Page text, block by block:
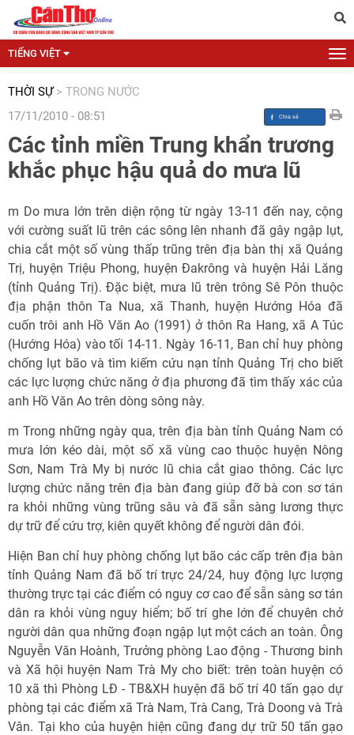
TIẾNG VIỆT
THỜI SỰ > TRONG NƯỚC
17/11/2010 - 08:51
Các tỉnh miền Trung khẩn trương
khắc phục hậu quả do mưa lũ
m Do mưa lớn trên diện rộng từ ngày 13-11 đến nay, cộng
với cường suất lũ trên các sông lên nhanh đã gây ngập lụt,
chia cắt một số vùng thấp trũng trên địa bàn thị xã Quảng
Trị, huyện Triệu Phong, huyện Đakrông và huyện Hải Lăng
(tỉnh Quảng Trị). Đặc biệt, mưa lũ trên trông Sê Pôn thuộc
địa phận thôn Ta Nua, xã Thanh, huyện Hướng Hóa đã
cuốn trôi anh Hồ Văn Ao (1991) ở thôn Ra Hang, xã A Túc
(Hướng Hóa) vào tối 14-11. Ngày 16-11, Ban chỉ huy phòng
chống lụt bão và tìm kiếm cứu nạn tỉnh Quảng Trị cho biết
các lực lượng chức năng ở địa phương đã tìm thấy xác của
anh Hồ Văn Ao trên dòng sông này.
m Trong những ngày qua, trên địa bàn tỉnh Quảng Nam có
mưa lớn kéo dài, một số xã vùng cao thuộc huyện Nông
Sơn, Nam Trà My bị nước lũ chia cắt giao thông. Các lực
lượng chức năng trên địa bàn đang giúp đỡ bà con sơ tán
ra khỏi những vùng trũng sâu và đã sẵn sàng lương thực
dự trữ để cứu trợ, kiên quyết không để người dân đói.
Hiện Ban chỉ huy phòng chống lụt bão các cấp trên địa bàn
tỉnh Quảng Nam đã bố trí trực 24/24, huy động lực lượng
thường trực tại các điểm có nguy cơ cao để sẵn sàng sơ tán
dân ra khỏi vùng nguy hiểm; bố trí ghe lớn để chuyên chở
người dân qua những đoạn ngập lụt một cách an toàn. Ông
Nguyễn Văn Hoành, Trưởng phòng Lao động - Thương binh
và Xã hội huyện Nam Trà My cho biết: trên toàn huyện có
10 xã thì Phòng LĐ - TB&XH huyện đã bố trí 40 tấn gạo dự
phòng tại các điểm xã Trà Nam, Trà Cang, Trà Doong và Trà
Vân. Tại kho của huyện hiện cũng đang dự trữ 50 tấn gạo